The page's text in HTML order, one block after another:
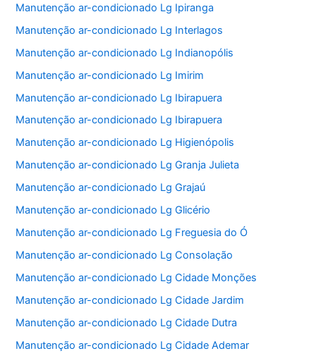
Manutenção ar-condicionado Lg Ipiranga
Manutenção ar-condicionado Lg Interlagos
Manutenção ar-condicionado Lg Indianopólis
Manutenção ar-condicionado Lg Imirim
Manutenção ar-condicionado Lg Ibirapuera
Manutenção ar-condicionado Lg Ibirapuera
Manutenção ar-condicionado Lg Higienópolis
Manutenção ar-condicionado Lg Granja Julieta
Manutenção ar-condicionado Lg Grajaú
Manutenção ar-condicionado Lg Glicério
Manutenção ar-condicionado Lg Freguesia do Ó
Manutenção ar-condicionado Lg Consolação
Manutenção ar-condicionado Lg Cidade Monções
Manutenção ar-condicionado Lg Cidade Jardim
Manutenção ar-condicionado Lg Cidade Dutra
Manutenção ar-condicionado Lg Cidade Ademar